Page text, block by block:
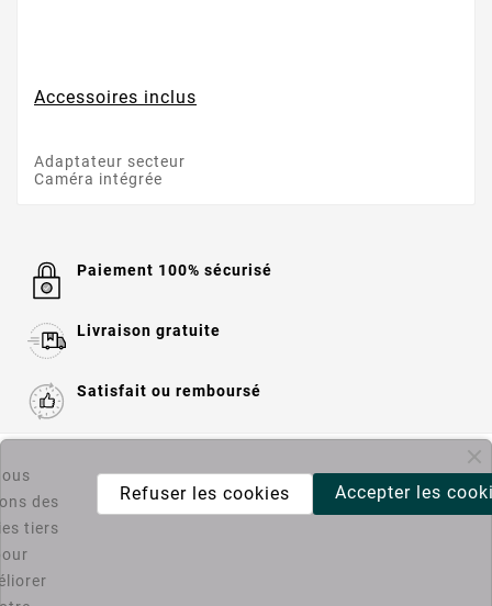
Accessoires inclus
Adaptateur secteur
Caméra intégrée
Paiement 100% sécurisé
Livraison gratuite
Satisfait ou remboursé
Informations 
Catégories
des
tiers
Accepter les
Refuser les cookies